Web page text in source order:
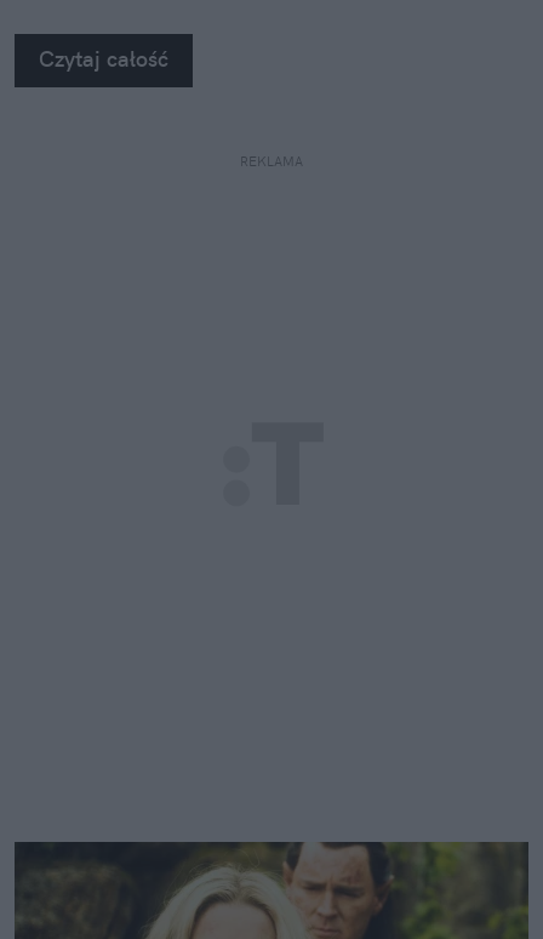
na własne oczy zobaczyć, jak profesjonaliści radzą
sobie z takimi uszkodzeniami.
Czytaj całość
REKLAMA